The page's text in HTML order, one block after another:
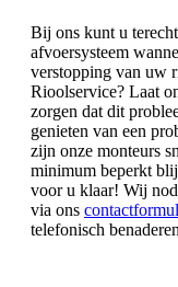
Bij ons kunt u
afvoersysteem
verstopping van uw
Rioolservice? Laat
zorgen dat dit
genieten van een
zijn onze monteurs
minimum beperkt
voor u klaar! Wij
via ons
telefonisch